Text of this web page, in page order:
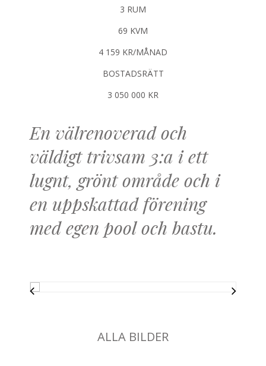
3 RUM
69 KVM
4 159 KR/MÅNAD
BOSTADSRÄTT
3 050 000 KR
En välrenoverad och
väldigt trivsam 3:a i ett
lugnt, grönt område och i
en uppskattad förening
med egen pool och bastu.
ALLA BILDER